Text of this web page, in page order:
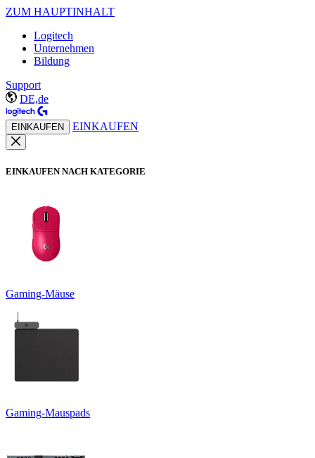
ZUM HAUPTINHALT
Logitech
Unternehmen
Bildung
Support
DE,de
EINKAUFEN EINKAUFEN
EINKAUFEN NACH KATEGORIE
Gaming-Mäuse
Gaming-Mauspads